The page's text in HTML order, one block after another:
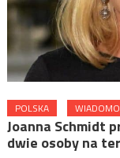
POLSKA
Joanna Schmidt
dwie osoby na